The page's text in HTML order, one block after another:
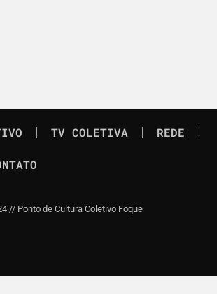
TV COLETIVA REDE
// Ponto de Cultura Coletivo Foque